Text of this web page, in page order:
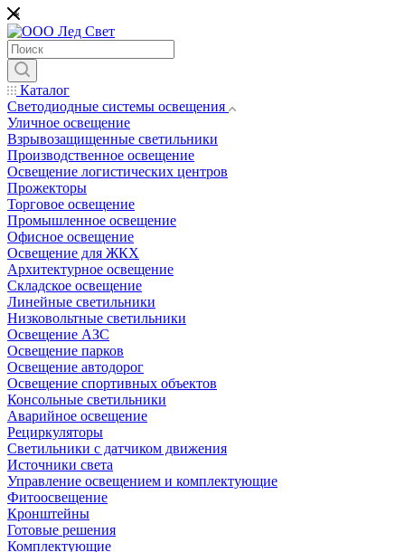
Каталог
Светодиодные системы освещения
Уличное освещение
Взрывозащищенные светильники
Производственное освещение
Освещение логистических центров
Прожекторы
Торговое освещение
Промышленное освещение
Офисное освещение
Освещение для ЖКХ
Архитектурное освещение
Складское освещение
Линейные светильники
Низковольтные светильники
Освещение АЗС
Освещение парков
Освещение автодорог
Освещение спортивных объектов
Консольные светильники
Аварийное освещение
Рециркуляторы
Светильники с датчиком движения
Источники света
Управление освещением и комплектующие
Фитоосвещение
Кронштейны
Готовые решения
Комплектующие
*